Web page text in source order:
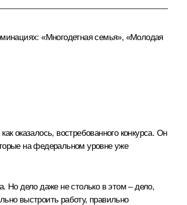
«Многодетная семья», «Молодая
оказалось, востребованного конкурса. Он
на федеральном уровне уже
Но дело даже не столько в этом – дело,
выстроить работу, правильно